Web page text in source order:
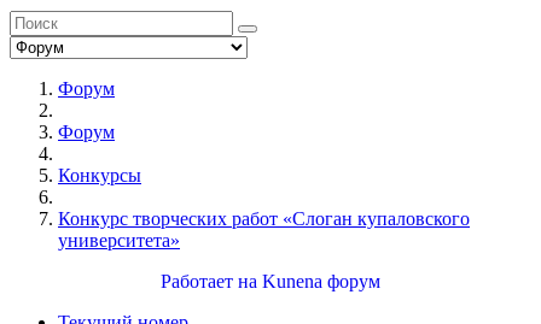
Форум
Форум
Конкурсы
Конкурс творческих работ «Слоган купаловского
университета»
Работает на Kunena форум